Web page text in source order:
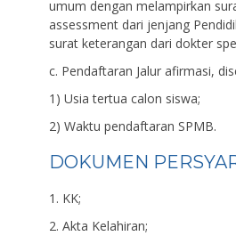
umum dengan melampirkan
assessment dari jenjang
surat keterangan dari dokter
c. Pendaftaran Jalur afirmasi,
1) Usia tertua calon siswa;
2) Waktu pendaftaran SPMB.
DOKUMEN
1. KK;
2. Akta Kelahiran;